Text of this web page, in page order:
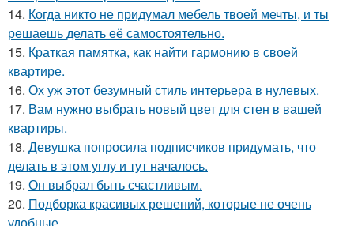
14. Когда никто не придумал мебель твоей мечты, и ты
решаешь делать её самостоятельно.
15. Краткая памятка, как найти гармонию в своей
квартире.
16. Ох уж этот безумный стиль интерьера в нулевых.
17. Вам нужно выбрать новый цвет для стен в вашей
квартиры.
18. Девушка попросила подписчиков придумать, что
делать в этом углу и тут началось.
19. Он выбрал быть счастливым.
20. Подборка красивых решений, которые не очень